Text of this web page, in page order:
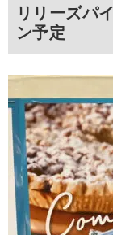
リリーズパ
ン予定